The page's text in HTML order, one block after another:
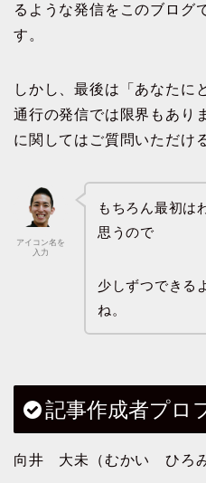
るような発信をこのブログ
す。
しかし、最後は「あなたに
通行の発信では限界もあり
に関してはご質問いただけ
アイコン名を
入力
もちろん最初は
思うので
少しずつできる
ね。
記事作成者プロ
向井 大未（むかい ひろみ